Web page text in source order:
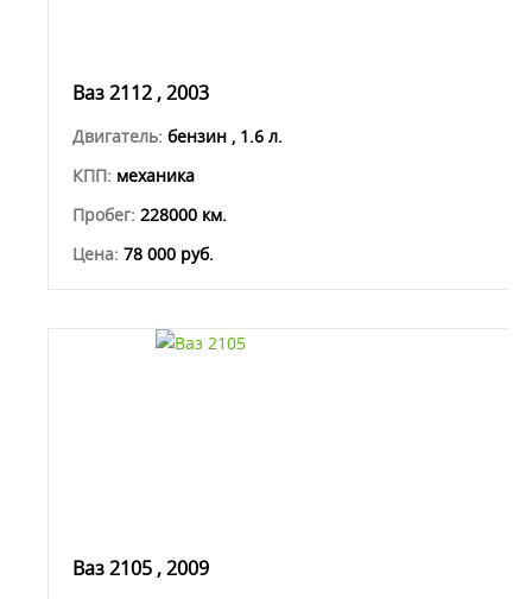
Ваз 2112 , 2003
Двигатель: бензин , 1.6 л.
КПП: механика
Пробег: 228000 км.
Цена: 78 000 руб.
Ваз 2105 , 2009